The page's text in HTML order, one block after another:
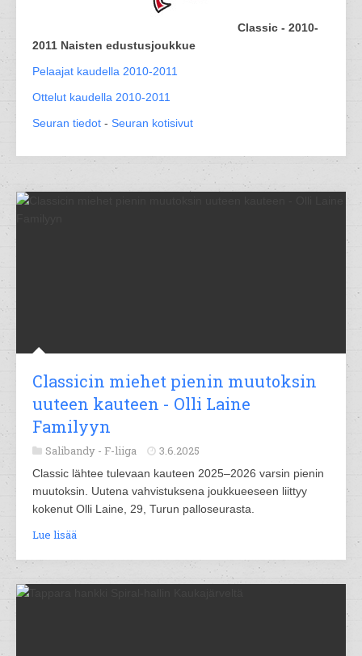
Classic - 2010-
2011 Naisten edustusjoukkue
Pelaajat kaudella 2010-2011
Ottelut kaudella 2010-2011
Seuran tiedot - Seuran kotisivut
Classicin miehet pienin muutoksin
uuteen kauteen - Olli Laine
Familyyn
Salibandy - F-liiga 3.6.2025
Classic lähtee tulevaan kauteen 2025–2026 varsin pienin
muutoksin. Uutena vahvistuksena joukkueeseen liittyy
kokenut Olli Laine, 29, Turun palloseurasta.
Lue lisää